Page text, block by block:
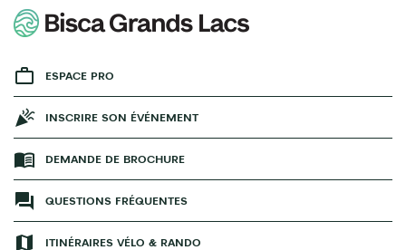
ESPACE PRO
INSCRIRE SON ÉVÉNEMENT
DEMANDE DE BROCHURE
QUESTIONS FRÉQUENTES
ITINÉRAIRES VÉLO & RANDO